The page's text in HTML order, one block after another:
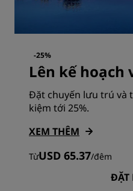
-25%
Lên kế hoạch
Đặt chuyến lưu trú và
kiệm tới 25%.
XEM THÊM
TừUSD 65.37/đêm
ĐẶT